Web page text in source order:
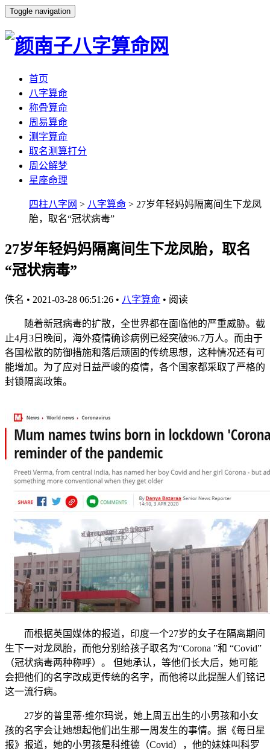
Toggle navigation
首页
八字算命
称骨算命
周易算命
测字算命
取名测算打分
周公解梦
星座命理
四柱八字网 > 八字算命 > 27岁年轻妈妈隔离间生下龙凤
胎，取名“冠状病毒”
27岁年轻妈妈隔离间生下龙凤胎，取名
“冠状病毒”
佚名 • 2021-03-28 06:51:26 • 八字算命 • 阅读
随着新冠病毒的扩散，全世界都在面临他的严重威胁。截
止4月3日晚间，海外疫情确诊病例已经突破96.7万人。而由于
各国松散的防御措施和落后顽固的传统思想，这种情况还有可
能增加。为了应对日益严峻的疫情，各个国家都采取了严格的
封锁隔离政策。
而根据英国媒体的报道，印度一个27岁的女子在隔离期间
生下一对龙凤胎，而他分别给孩子取名为“Corona ”和 “Covid”
（冠状病毒两种称呼）。 但她承认，等他们长大后，她可能
会把他们的名字改成更传统的名字，而他将以此提醒人们铭记
这一流行病。
27岁的普里蒂·维尔玛说，她上周五出生的小男孩和小女
孩的名字会让她想起他们出生那一周发生的事情。据《每日星
报》报道，她的小男孩是科维德（Covid），他的妹妹叫科罗